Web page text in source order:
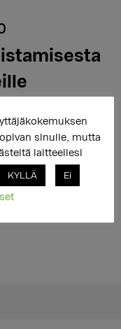
ryhmän
sinulle, mutta
laitteellesi
KYLLÄ Ei